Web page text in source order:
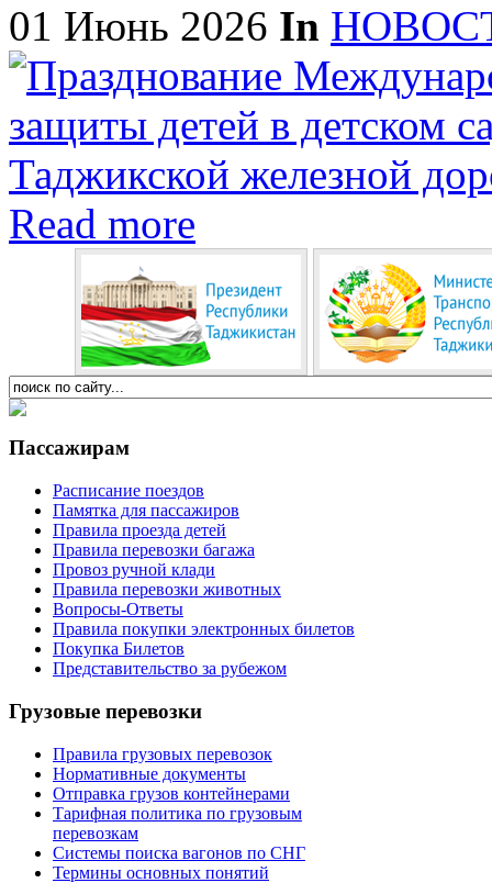
01 Июнь 2026 In
Read more
Пассажирам
Расписание поездов
Памятка для пассажиров
Правила проезда детей
Правила перевозки багажа
Провоз ручной клади
Правила перевозки животных
Вопросы-Ответы
Правила покупки электронных билетов
Покупка Билетов
Представительство за рубежом
Грузовые перевозки
Правила грузовых перевозок
Нормативные документы
Отправка грузов контейнерами
Тарифная политика по грузовым
перевозкам
Системы поиска вагонов по СНГ
Термины основных понятий